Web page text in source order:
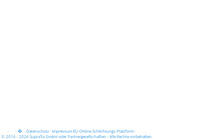
· · ·Datenschutz·Impressum EU-Online-Schlichtungs-Plattform·
© 2016 - 2026 SupraTix GmbH oder Partnergesellschaften - Alle Rechte vorbehalten.